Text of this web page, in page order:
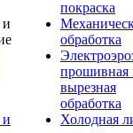
и
покраска
обработка
прошивная
вырезная
обработка
Холодная